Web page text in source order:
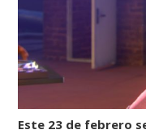
Este 23 de febrero